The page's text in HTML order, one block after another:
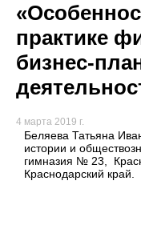
практике
бизнес-
4 марта 2019 г.
Беляева Татьяна
истории и
гимназия № 23,
Краснодарский край.